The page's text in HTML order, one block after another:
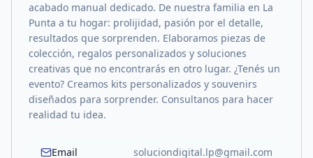
acabado manual dedicado. De nuestra familia en La
Punta a tu hogar: prolijidad, pasión por el detalle,
resultados que sorprenden. Elaboramos piezas de
colección, regalos personalizados y soluciones
creativas que no encontrarás en otro lugar. ¿Tenés un
evento? Creamos kits personalizados y souvenirs
diseñados para sorprender. Consultanos para hacer
realidad tu idea.
Email soluciondigital.lp@gmail.com